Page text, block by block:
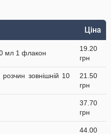
Ціна
мл 1 флакон
19.20
грн
зовнішній 10
21.50
грн
37.70
грн
44.00